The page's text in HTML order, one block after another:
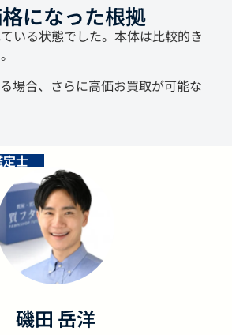
になった根拠
いる状態でした。本体は比較的き
場合、さらに高価お買取が可能な
士
磯田 岳洋